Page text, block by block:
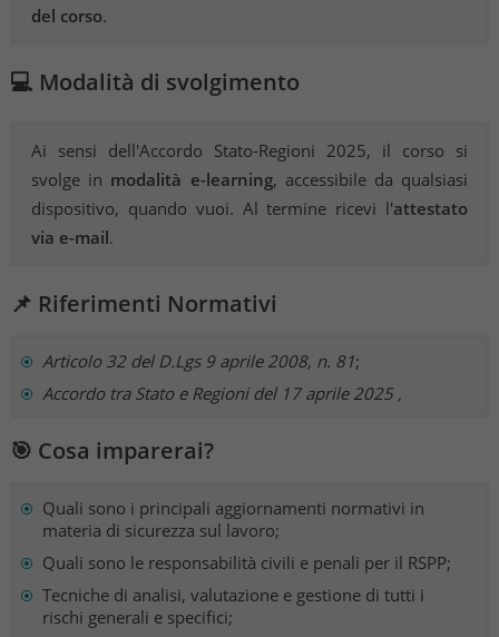
del corso.
💻 Modalità di svolgimento
Ai sensi dell'Accordo Stato-Regioni 2025, il corso si
svolge in modalità e-learning, accessibile da qualsiasi
dispositivo, quando vuoi. Al termine ricevi l'attestato
via e-mail.
📌 Riferimenti Normativi
Articolo 32 del D.Lgs 9 aprile 2008, n. 81;
Accordo tra Stato e Regioni del 17 aprile 2025 ,
🎯 Cosa imparerai?
Quali sono i principali aggiornamenti normativi in
materia di sicurezza sul lavoro;
Quali sono le responsabilità civili e penali per il RSPP;
Tecniche di analisi, valutazione e gestione di tutti i
rischi generali e specifici;